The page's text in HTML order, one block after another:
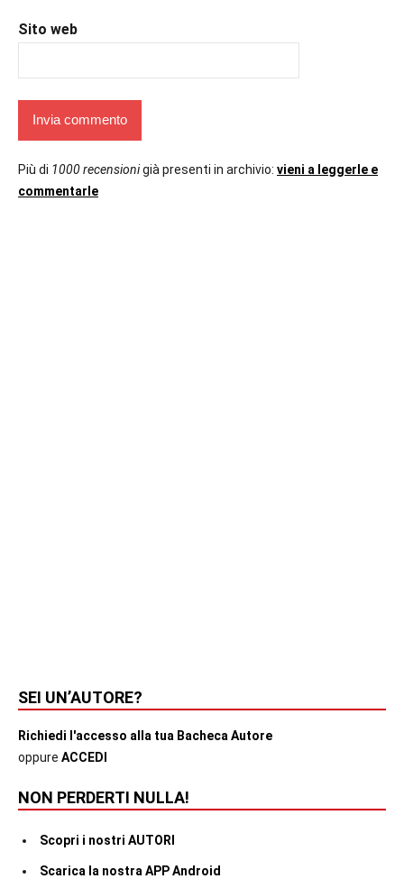
Sito web
Più di 1000 recensionigià presenti in archivio: vieni a leggerle e
commentarle
SEI UN’AUTORE?
Richiedi l'accesso alla tua Bacheca Autore
oppure ACCEDI
NON PERDERTI NULLA!
Scopri i nostri AUTORI
Scarica la nostra APP Android